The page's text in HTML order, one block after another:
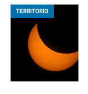
TERRITORIO